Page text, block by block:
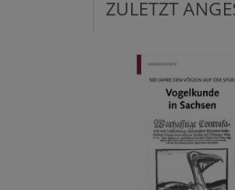
ZULETZT